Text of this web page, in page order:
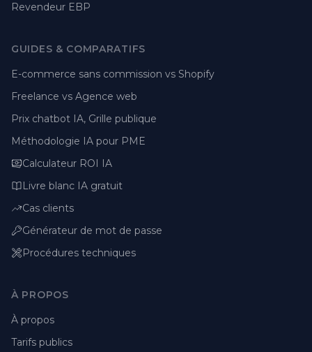
Revendeur EBP
GUIDES & COMPARATIFS
E-commerce sans commission vs Shopify
Freelance vs Agence web
Prix chatbot IA, Grille publique
Méthodologie IA pour PME
Calculateur ROI IA
Livre blanc IA gratuit
Cas clients
Générateur de mot de passe
Procédures techniques
À PROPOS
À propos
Tarifs publics